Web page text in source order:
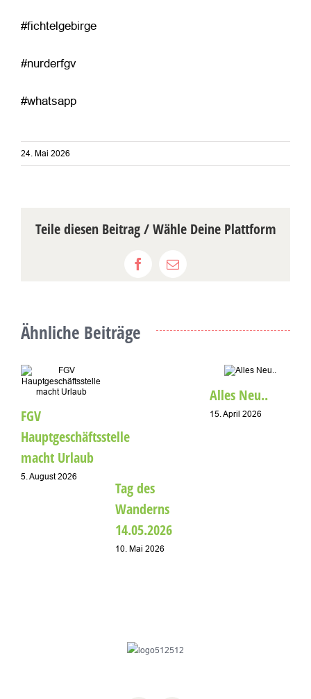
#fichtelgebirge
#nurderfgv
#whatsapp
24. Mai 2026
Teile diesen Beitrag / Wähle Deine Plattform
Facebook
E-
Ähnliche Beiträge
FGV
Hauptgeschäftsstelle
macht Urlaub
5. August 2026
Tag des
Wanderns
14.05.2026
10. Mai 2026
Alles Neu..
15. April 2026